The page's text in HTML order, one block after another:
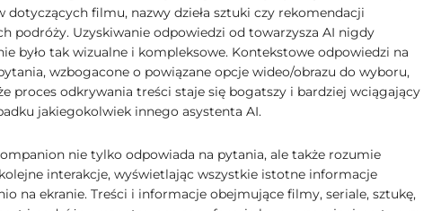
dotyczących filmu, nazwy dzieła sztuki czy rekomendacji
podróży. Uzyskiwanie odpowiedzi od towarzysza AI nigdy
było tak wizualne i kompleksowe. Kontekstowe odpowiedzi na
wzbogacone o powiązane opcje wideo/obrazu do wyboru,
proces odkrywania treści staje się bogatszy i bardziej wciągający
jakiegokolwiek innego asystenta AI.
nie tylko odpowiada na pytania, ale także rozumie
interakcje, wyświetlając wszystkie istotne informacje
na ekranie. Treści i informacje obejmujące filmy, seriale, sztukę,